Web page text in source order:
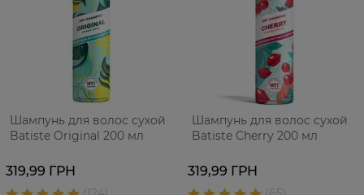
Шампунь для волос сухой
Batiste Original 200 мл
319,99 ГРН
Шампунь для волос сухой
Batiste Cherry 200 мл
319,99 ГРН